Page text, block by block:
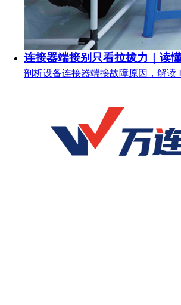
连接器端接别只看拉拔力｜读
剖析设备连接器端接故障原因，解读